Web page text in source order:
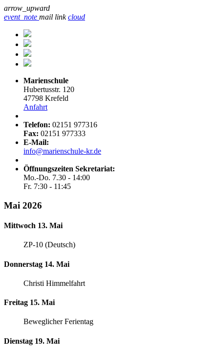
arrow_upward
event_note mail link cloud
Marienschule
Hubertusstr. 120
47798 Krefeld
Anfahrt
Telefon: 02151 977316
Fax: 02151 977333
E-Mail:
info@marienschule-kr.de
Öffnungszeiten Sekretariat:
Mo.-Do. 7.30 - 14:00
Fr. 7:30 - 11:45
Mai 2026
Mittwoch 13. Mai
ZP-10 (Deutsch)
Donnerstag 14. Mai
Christi Himmelfahrt
Freitag 15. Mai
Beweglicher Ferientag
Dienstag 19. Mai